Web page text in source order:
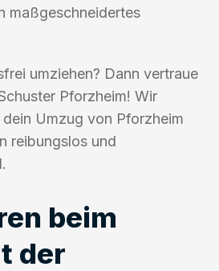
maßgeschneidertes
umziehen? Dann vertraue
Pforzheim! Wir
Umzug von Pforzheim
reibungslos und
beim
der